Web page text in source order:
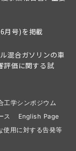
月号)を掲載
混合ガソリンの車
評価に関する試
工学シンポジウム
ス
English Page
使用に対する告発等